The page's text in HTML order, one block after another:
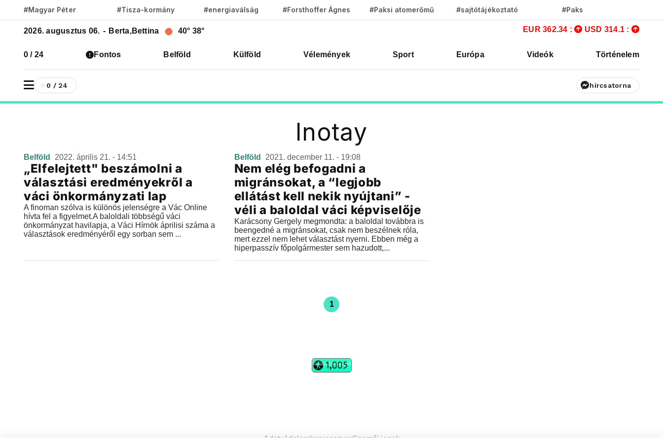
#Magyar Péter #Tisza-kormány #energiaválság #Forsthoffer Ágnes #Paksi atomerőmű #sajtótájékoztató #Paks
2026. augusztus 06. - Berta,Bettina 40° 38° EUR 362.34 : USD 314.1 :
0 / 24 Fontos Belföld Külföld Vélemények Sport Európa Videók Történelem
0 / 24 hírcsatorna
Inotay
Belföld 2022. április 21. - 14:51
„Elfelejtett" beszámolni a
választási eredményekről a
váci önkormányzati lap
A finoman szólva is különös jelenségre a Vác Online
hívta fel a figyelmet.A baloldali többségű váci
önkormányzat havilapja, a Váci Hírnök áprilisi száma a
választások eredményéről egy sorban sem ...
Belföld 2021. december 11. - 19:08
Nem elég befogadni a
migránsokat, a “legjobb
ellátást kell nekik nyújtani” -
véli a baloldal váci képviselője
Karácsony Gergely megmondta: a baloldal továbbra is
beengedné a migránsokat, csak nem beszélnek róla,
mert ezzel nem lehet választást nyerni. Ebben még a
hiperpasszív főpolgármester sem hazudott,...
1
AdatvédelemImpresszumSzerzői jogok